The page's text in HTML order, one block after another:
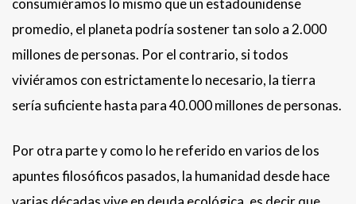
consumiéramos lo mismo que un estadounidense
promedio, el planeta podría sostener tan solo a 2.000
millones de personas. Por el contrario, si todos
viviéramos con estrictamente lo necesario, la tierra
sería suficiente hasta para 40.000 millones de personas.
Por otra parte y como lo he referido en varios de los
apuntes filosóficos pasados, la humanidad desde hace